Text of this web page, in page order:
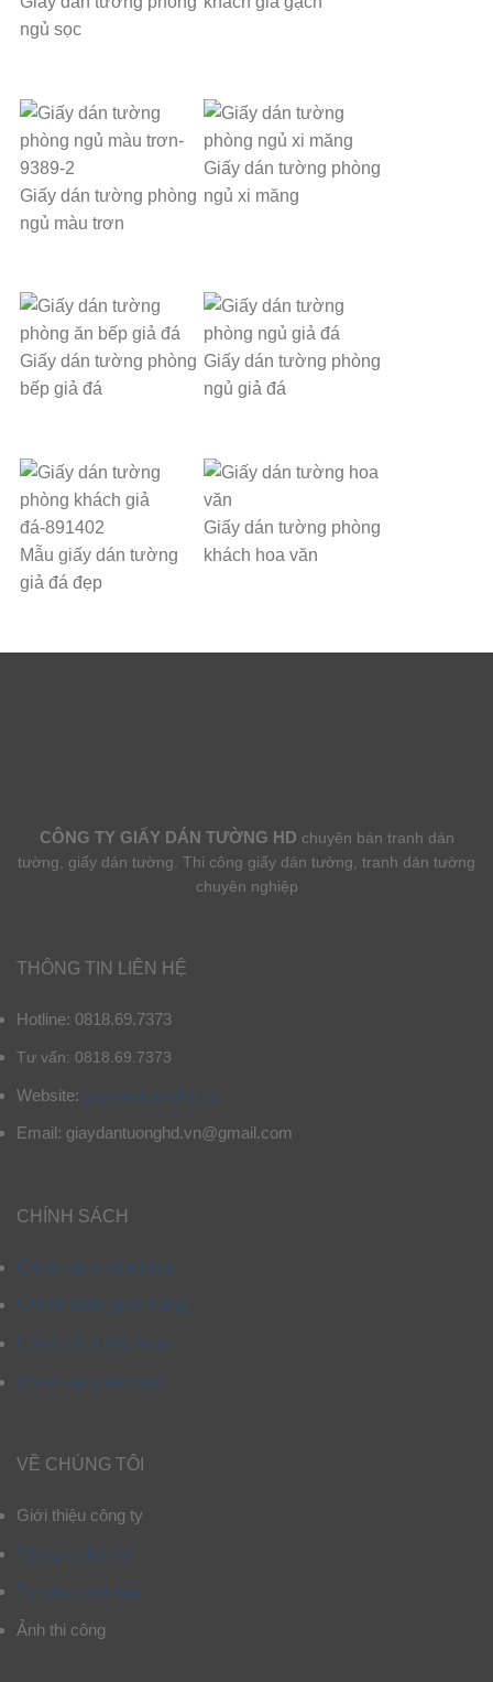
ngủ sọc
Giấy dán tường phòng
ngủ màu trơn
Giấy dán tường phòng
ngủ xi măng
Giấy dán tường phòng
bếp giả đá
Giấy dán tường phòng
ngủ giả đá
Mẫu giấy dán tường
giả đá đẹp
Giấy dán tường phòng
khách hoa văn
CÔNG TY GIẤY DÁN TƯỜNG HD chuyên bán tranh dán
tường, giấy dán tường. Thi công giấy dán tường, tranh dán tường
chuyên nghiệp
THÔNG TIN LIÊN HỆ
Hotline: 0818.69.7373
Tư vấn: 0818.69.7373
Website: giaydantuonghd.vn
Email: giaydantuonghd.vn@gmail.com
CHÍNH SÁCH
Chính sách mua hàng
Chính sách giao hàng
Chính sách bảo hành
Chính sách bảo mật
VỀ CHÚNG TÔI
Giới thiệu công ty
Thông tin liên hệ
Tư vấn chọn mẫu
Ảnh thi công